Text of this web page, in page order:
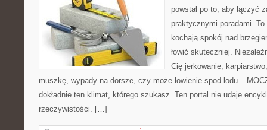
powstał po to, aby łączyć
praktycznymi poradami.
kochają spokój nad
łowić skuteczniej.
Cię jerkowanie,
muszkę, wypady na dorsze, czy może łowienie spod lodu –
dokładnie ten klimat, którego szukasz. Ten portal nie udaje
rzeczywistości. […]